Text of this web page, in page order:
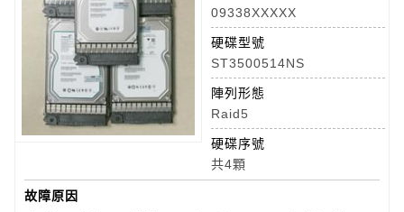
09338XXXXX
硬碟型號
ST3500514NS
陣列形態
Raid5
硬碟序號
共4顆
故障原因